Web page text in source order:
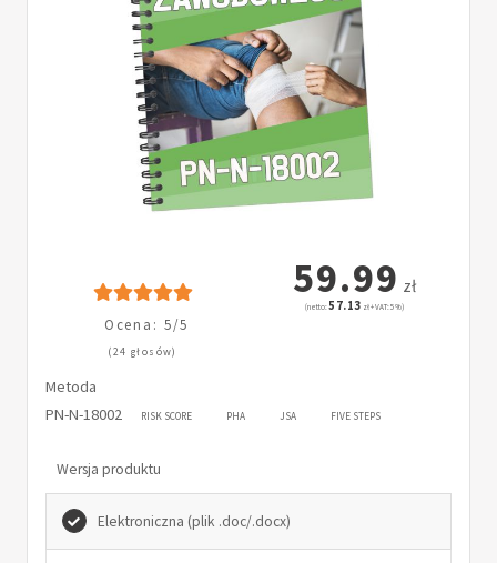
Ocena: 5/5
(24 głosów)
59.99 zł
(netto:57.13 zł + VAT: 5%)
Metoda
PN-N-18002
RISK SCORE PHA JSA FIVE STEPS
Wersja produktu
Elektroniczna (plik .doc/.docx)